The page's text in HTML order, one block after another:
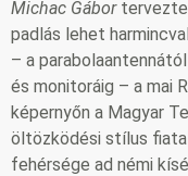
Michac Gábortervezte
padlás lehet
– a
és monitoráig – a mai
képernyőn a Magyar
öltözködési stílus
fehérsége ad némi